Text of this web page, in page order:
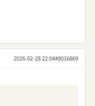
2026-02-28 22:04#8016869